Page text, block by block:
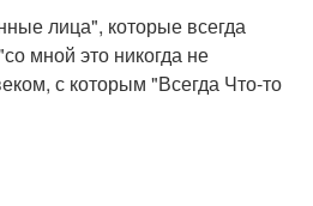
лица", которые всегда
мной это никогда не
с которым "Всегда Что-то